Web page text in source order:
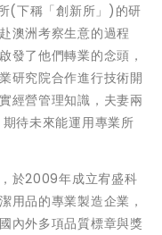
(下稱「創新所」)的研
澳洲考察生意的過程
發了他們轉業的念頭，
研究院合作進行技術開
經營管理知識，夫妻兩
待未來能運用專業所
於2009年成立宥盛科
用品的專業製造企業，
內外多項品質標章與獎